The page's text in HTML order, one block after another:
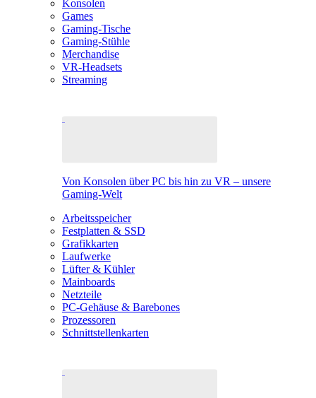
Konsolen
Games
Gaming-Tische
Gaming-Stühle
Merchandise
VR-Headsets
Streaming
Von Konsolen über PC bis hin zu VR – unsere
Gaming-Welt
Arbeitsspeicher
Festplatten & SSD
Grafikkarten
Laufwerke
Lüfter & Kühler
Mainboards
Netzteile
PC-Gehäuse & Barebones
Prozessoren
Schnittstellenkarten